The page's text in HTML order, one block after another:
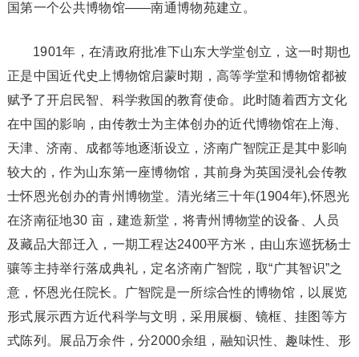
国第一个公共博物馆——南通博物苑建立。
1901年，在清政府批准下山东大学堂创立，这一时期也
正是中国近代史上博物馆启蒙时期，高等学堂和博物馆都被
赋予了开启民智、科学救国的教育使命。此时随着西方文化
在中国的影响，由传教士为主体创办的近代博物馆在上海、
天津、济南、成都等地逐渐设立，济南广智院正是其中影响
较大的，作为山东第一座博物馆，其前身为英国浸礼会传教
士怀恩光创办的青州博物堂。清光绪三十年(1904年),怀恩光
在济南征地30 亩，建造新堂，将青州博物堂的设备、人员
及藏品大部迁入，一期工程达2400平方米，由山东巡抚杨士
骧等主持举行落成典礼，定名济南广智院，取“广其智识”之
意，怀恩光任院长。广智院是一所综合性的博物馆，以展览
形式展示西方近代科学与文明，采用展橱、镜框、挂图等方
式陈列。展品万余件，分2000余组，融知识性、趣味性、形